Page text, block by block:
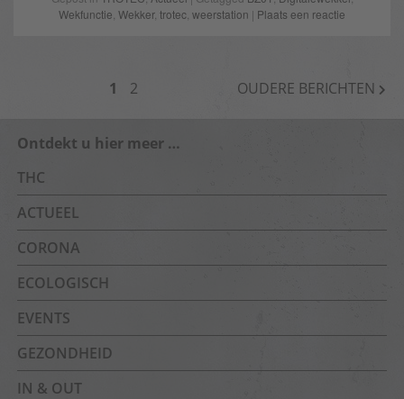
Wekfunctie Wekker, trotec weerstation | Plaats een reactie
BERICHTNAVIGATIE
1 2 OUDERE BERICHTEN
Ontdekt u hier meer …
THC
ACTUEEL
CORONA
ECOLOGISCH
EVENTS
GEZONDHEID
IN & OUT